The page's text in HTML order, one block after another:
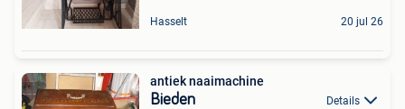
Hasselt 20 jul 26
antiek naaimachine
Bieden Details